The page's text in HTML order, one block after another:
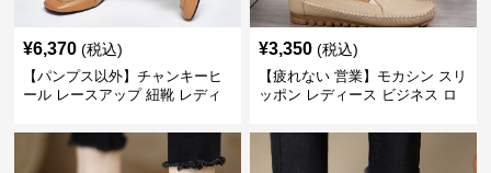
¥6,370 (税込)
【パンプス以外】チャンキーヒ
ール レースアップ 紐靴 レディ
ーツ スクエアトゥ 歩きやすい
¥3,350 (税込)
【疲れない 営業】モカシン スリ
ッポン レディース ビジネス ロ
ジュアル パンプス以外